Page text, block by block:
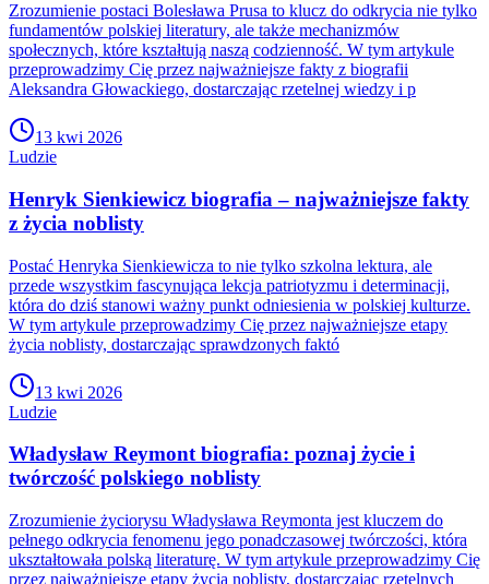
Zrozumienie postaci Bolesława Prusa to klucz do odkrycia nie tylko
fundamentów polskiej literatury, ale także mechanizmów
społecznych, które kształtują naszą codzienność. W tym artykule
przeprowadzimy Cię przez najważniejsze fakty z biografii
Aleksandra Głowackiego, dostarczając rzetelnej wiedzy i p
13 kwi 2026
Ludzie
Henryk Sienkiewicz biografia – najważniejsze fakty
z życia noblisty
Postać Henryka Sienkiewicza to nie tylko szkolna lektura, ale
przede wszystkim fascynująca lekcja patriotyzmu i determinacji,
która do dziś stanowi ważny punkt odniesienia w polskiej kulturze.
W tym artykule przeprowadzimy Cię przez najważniejsze etapy
życia noblisty, dostarczając sprawdzonych faktó
13 kwi 2026
Ludzie
Władysław Reymont biografia: poznaj życie i
twórczość polskiego noblisty
Zrozumienie życiorysu Władysława Reymonta jest kluczem do
pełnego odkrycia fenomenu jego ponadczasowej twórczości, która
ukształtowała polską literaturę. W tym artykule przeprowadzimy Cię
przez najważniejsze etapy życia noblisty, dostarczając rzetelnych